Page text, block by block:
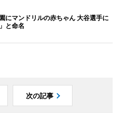
にマンドリルの赤ちゃん 大谷選手に
と命名
次の記事